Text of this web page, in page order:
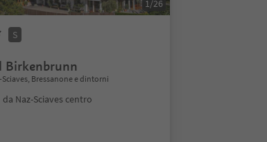
1/26
S
Birkenbrunn
Sciaves, Bressanone e dintorni
da Naz-Sciaves centro